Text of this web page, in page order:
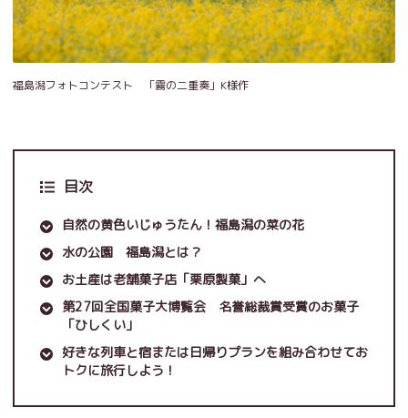
福島潟フォトコンテスト 「霧の二重奏」K様作
目次
自然の黄色いじゅうたん！福島潟の菜の花
水の公園 福島潟とは？
お土産は老舗菓子店「栗原製菓」へ
第27回全国菓子大博覧会 名誉総裁賞受賞のお菓子
「ひしくい」
好きな列車と宿または日帰りプランを組み合わせてお
トクに旅行しよう！